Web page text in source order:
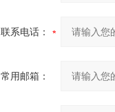
联系电话：
常用邮箱：